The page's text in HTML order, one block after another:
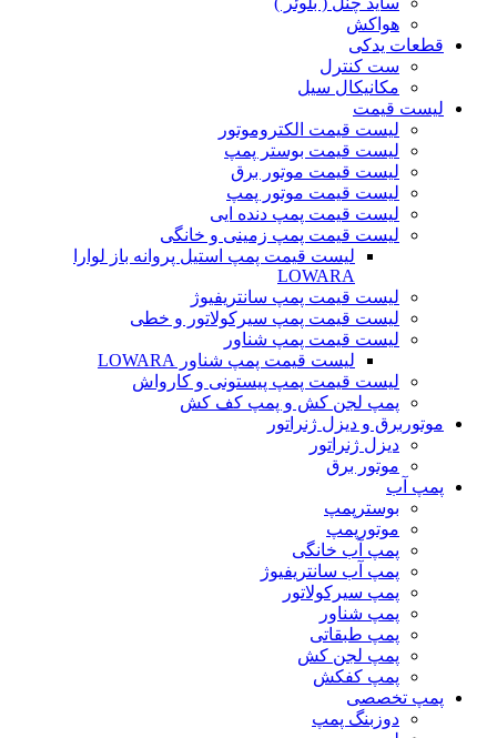
هواکش
قطعات یدکی
ست کنترل
مکانیکال سیل
لیست قیمت
لیست قیمت الکتروموتور
لیست قیمت بوستر پمپ
لیست قیمت موتور برق
لیست قیمت موتور پمپ
لیست قیمت پمپ دنده ایی
لیست قیمت پمپ زمینی و خانگی
ليست قيمت پمپ استيل پروانه باز لوارا
LOWARA
لیست قیمت پمپ سانتریفیوژ
لیست قیمت پمپ سیرکولاتور و خطی
لیست قیمت پمپ شناور
لیست قیمت پمپ شناور LOWARA
لیست قیمت پمپ پیستونی و کارواش
پمپ لجن کش و پمپ کف کش
موتوربرق و دیزل ژنراتور
دیزل ژنراتور
موتور برق
پمپ آب
بوسترپمپ
موتورپمپ
پمپ آب خانگی
پمپ آب سانتریفیوژ
پمپ سیرکولاتور
پمپ شناور
پمپ طبقاتی
پمپ لجن کش
پمپ کفکش
پمپ تخصصی
دوزبنگ پمپ